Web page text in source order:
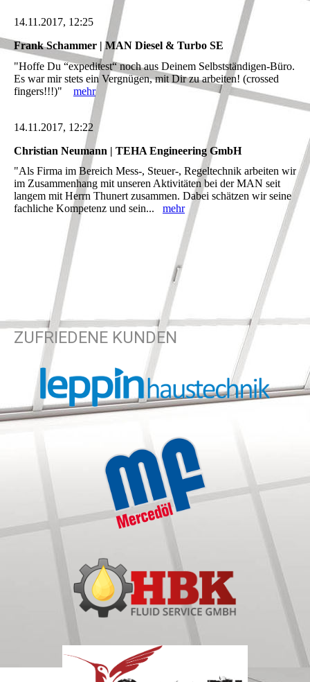
14.11.2017, 12:25
Frank Schammer | MAN Diesel & Turbo SE
"Hoffe Du “expeditest“ noch aus Deinem Selbstständigen-Büro.
Es war mir stets ein Vergnügen, mit Dir zu arbeiten! (crossed
fingers!!!)" mehr
14.11.2017, 12:22
Christian Neumann | TEHA Engineering GmbH
"Als Firma im Bereich Mess-, Steuer-, Regeltechnik arbeiten wir
im Zusammenhang mit unseren Aktivitäten bei der MAN seit
langem mit Herrn Thunert zusammen. Dabei schätzen wir seine
fachliche Kompetenz und sein... mehr
ZUFRIEDENE KUNDEN